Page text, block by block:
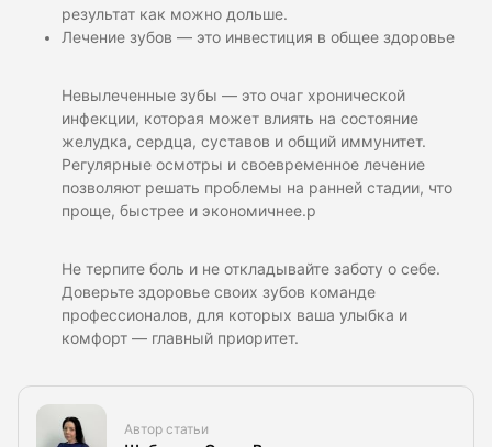
результат как можно дольше.
Лечение зубов — это инвестиция в общее здоровье
Невылеченные зубы — это очаг хронической
инфекции, которая может влиять на состояние
желудка, сердца, суставов и общий иммунитет.
Регулярные осмотры и своевременное лечение
позволяют решать проблемы на ранней стадии, что
проще, быстрее и экономичнее.p
Не терпите боль и не откладывайте заботу о себе.
Доверьте здоровье своих зубов команде
профессионалов, для которых ваша улыбка и
комфорт — главный приоритет.
Автор статьи